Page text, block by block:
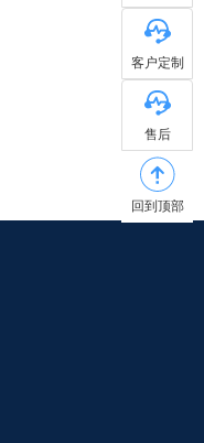
客户定制
售后
回到顶部